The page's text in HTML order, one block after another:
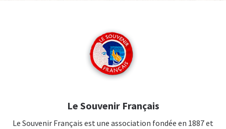
Le Souvenir Français
Le Souvenir Français est une association fondée en 1887 et